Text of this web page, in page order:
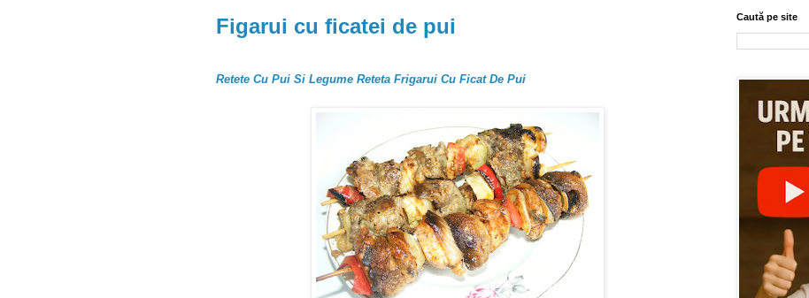
Figarui cu ficatei de pui
Retete Cu Pui Si Legume Reteta Frigarui Cu Ficat De Pui
Caută pe site